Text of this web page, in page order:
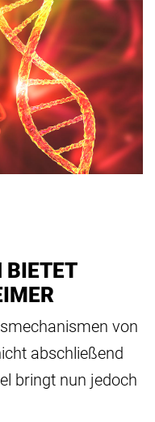
BIETET
von
abschließend
bringt nun jedoch